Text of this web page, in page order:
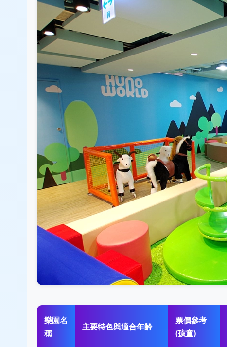
樂園名
稱
主要特色與適合年齡
票價參考
(孩童)